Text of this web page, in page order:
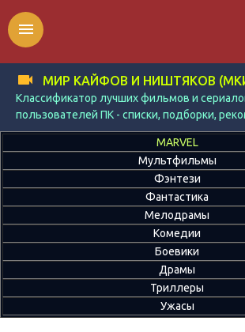
МИР КАЙФОВ И НИШТЯКОВ
Классификатор лучших фильмов и
пользователей ПК - списки, подборки,
menu
MARVEL
Мультфильмы
Фэнтези
Фантастика
Мелодрамы
Комедии
Боевики
Драмы
Триллеры
Ужасы